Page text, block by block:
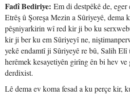
Fadî Bediriye: Em di destpêkê de, eger
Etrêş û Şoreşa Mezin a Sûriyeyê, dema
pêşniyarkirin wî red kir ji bo ku
kir ji ber ku em Sûriyeyî ne,
yekê endamtî ji Sûriyeyê re bû, Salih
herêmek kesayetiyên girîng ên bi hev
derdixist.
Lê dema ev koma fesad a ku perçe kir,